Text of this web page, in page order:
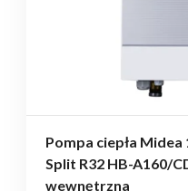
Pompa ciepła
Split R32 HB-A160/
wewnętrzna